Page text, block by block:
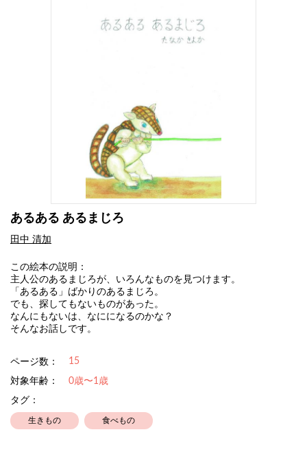
あるある あるまじろ
田中 清加
この絵本の説明：
主人公のあるまじろが、いろんなものを見つけます。
「あるある」ばかりのあるまじろ。
でも、探してもないものがあった。
なんにもないは、なにになるのかな？
そんなお話しです。
ページ数： 15
対象年齢：
0歳〜1歳
タグ：
生きもの 食べもの